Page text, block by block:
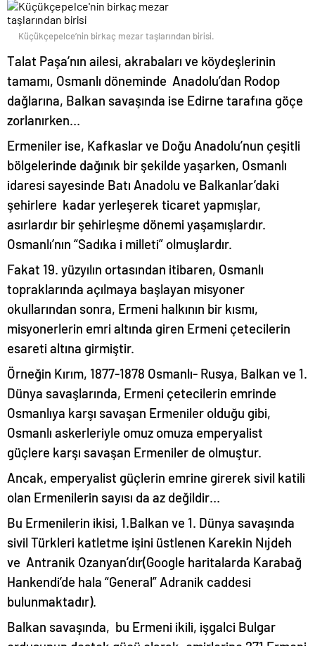
Küçükçepelce’nin birkaç mezar taşlarından birisi.
Talat Paşa’nın ailesi, akrabaları ve köydeşlerinin
tamamı, Osmanlı döneminde Anadolu’dan Rodop
dağlarına, Balkan savaşında ise Edirne tarafına göçe
zorlanırken…
Ermeniler ise, Kafkaslar ve Doğu Anadolu’nun çeşitli
bölgelerinde dağınık bir şekilde yaşarken, Osmanlı
idaresi sayesinde Batı Anadolu ve Balkanlar’daki
şehirlere kadar yerleşerek ticaret yapmışlar,
asırlardır bir şehirleşme dönemi yaşamışlardır.
Osmanlı’nın “Sadıka i milleti” olmuşlardır.
Fakat 19. yüzyılın ortasından itibaren, Osmanlı
topraklarında açılmaya başlayan misyoner
okullarından sonra, Ermeni halkının bir kısmı,
misyonerlerin emri altında giren Ermeni çetecilerin
esareti altına girmiştir.
Örneğin Kırım, 1877-1878 Osmanlı- Rusya, Balkan ve 1.
Dünya savaşlarında, Ermeni çetecilerin emrinde
Osmanlıya karşı savaşan Ermeniler olduğu gibi,
Osmanlı askerleriyle omuz omuza emperyalist
güçlere karşı savaşan Ermeniler de olmuştur.
Ancak, emperyalist güçlerin emrine girerek sivil katili
olan Ermenilerin sayısı da az değildir…
Bu Ermenilerin ikisi, 1.Balkan ve 1. Dünya savaşında
sivil Türkleri katletme işini üstlenen Karekin Nıjdeh
ve Antranik Ozanyan’dır(Google haritalarda Karabağ
Hankendi’de hala “General” Adranik caddesi
bulunmaktadır).
Balkan savaşında, bu Ermeni ikili, işgalci Bulgar